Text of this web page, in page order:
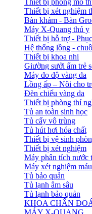
Thiết bị xét nghiệm
Bàn khám - Bàn
Máy X-Quang thú y
Thiết bị hỗ trợ -
Hệ thống lồng -
Thiết bị khoa nhi
Giường sưởi ấm trẻ
Máy đo độ vàng da
Lồng ấp – Nôi cho
Đèn chiếu vàng da
Thiết bị phòng thí
Tủ an toàn sinh học
Tủ cấy vô trùng
Tủ hút hơi hóa chất
Thiết bị vệ sinh
Thiết bị xét nghiệm
Máy phân tích nước
Máy xét nghiệm máu
Tủ bảo quản
Tủ lạnh âm sâu
Tủ lạnh bảo quản
KHOA CHẨN
MÁY X-QUANG